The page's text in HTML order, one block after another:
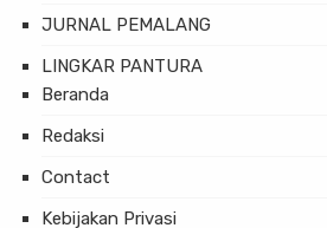
JURNAL PEMALANG
LINGKAR PANTURA
Beranda
Redaksi
Contact
Kebijakan Privasi